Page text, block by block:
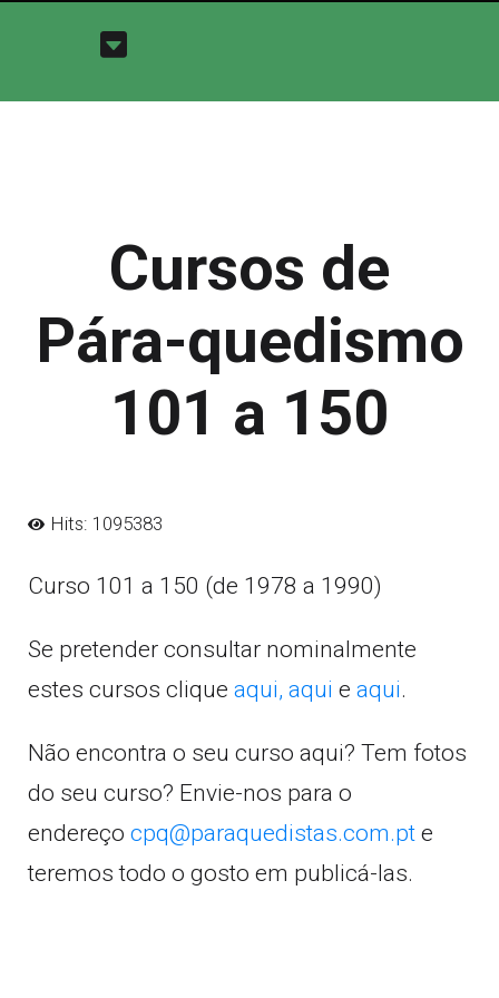
Cursos de
Pára-quedismo
101 a 150
Hits: 1095383
Curso 101 a 150 (de 1978 a 1990)
Se pretender consultar nominalmente
estes cursos clique aqui, aqui e aqui.
Não encontra o seu curso aqui? Tem fotos
do seu curso? Envie-nos para o
endereço cpq@paraquedistas.com.pt e
teremos todo o gosto em publicá-las.